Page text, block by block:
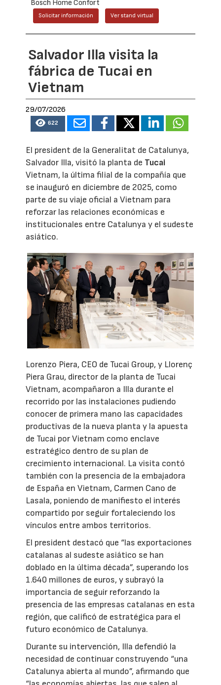
Bosch Home Confort
Solicitar información Ver stand virtual
Salvador Illa visita la
fábrica de Tucai en
Vietnam
29/07/2026
622
El president de la Generalitat de Catalunya,
Salvador Illa, visitó la planta de Tucai
Vietnam, la última filial de la compañía que
se inauguró en diciembre de 2025, como
parte de su viaje oficial a Vietnam para
reforzar las relaciones económicas e
institucionales entre Catalunya y el sudeste
asiático.
Lorenzo Piera, CEO de Tucai Group, y Llorenç
Piera Grau, director de la planta de Tucai
Vietnam, acompañaron a Illa durante el
recorrido por las instalaciones pudiendo
conocer de primera mano las capacidades
productivas de la nueva planta y la apuesta
de Tucai por Vietnam como enclave
estratégico dentro de su plan de
crecimiento internacional. La visita contó
también con la presencia de la embajadora
de España en Vietnam, Carmen Cano de
Lasala, poniendo de manifiesto el interés
compartido por seguir fortaleciendo los
vínculos entre ambos territorios.
El president destacó que “las exportaciones
catalanas al sudeste asiático se han
doblado en la última década”, superando los
1.640 millones de euros, y subrayó la
importancia de seguir reforzando la
presencia de las empresas catalanas en esta
región, que calificó de estratégica para el
futuro económico de Catalunya.
Durante su intervención, Illa defendió la
necesidad de continuar construyendo “una
Catalunya abierta al mundo”, afirmando que